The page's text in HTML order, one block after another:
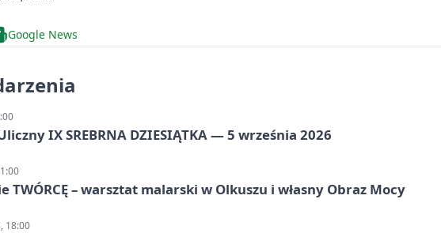
Google News
IX SREBRNA DZIESIĄTKA — 5 września 2026
TWÓRCĘ – warsztat malarski w Olkuszu i własny Obraz Mocy
18:00